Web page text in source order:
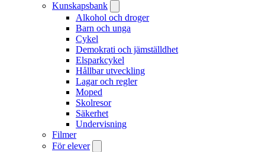
Kunskapsbank
Alkohol och droger
Barn och unga
Cykel
Demokrati och jämställdhet
Elsparkcykel
Hållbar utveckling
Lagar och regler
Moped
Skolresor
Säkerhet
Undervisning
Filmer
För elever